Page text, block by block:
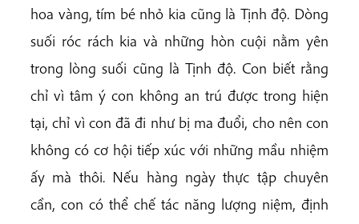
hoa vàng, tím bé nhỏ kia cũng là Tịnh độ. Dòng
suối róc rách kia và những hòn cuội nằm yên
trong lòng suối cũng là Tịnh độ. Con biết rằng
chỉ vì tâm ý con không an trú được trong hiện
tại, chỉ vì con đã đi như bị ma đuổi, cho nên con
không có cơ hội tiếp xúc với những mầu nhiệm
ấy mà thôi. Nếu hàng ngày thực tập chuyên
cần, con có thể chế tác năng lượng niệm, định